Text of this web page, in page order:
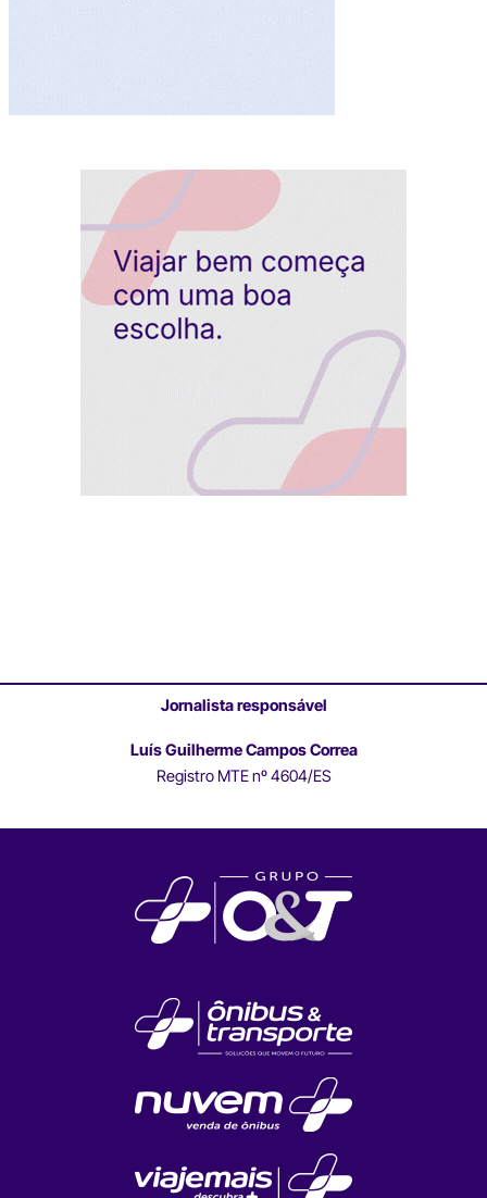
Jornalista responsável
Luís Guilherme Campos Correa
Registro MTE nº 4604/ES